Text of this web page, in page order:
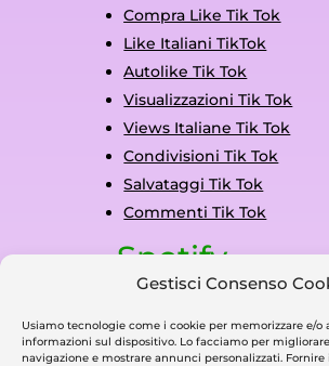
Gestisci Consenso
Usiamo tecnologie come i cookie per memorizzare e/o
informazioni sul dispositivo. Lo facciamo per
navigazione e mostrare annunci personalizzati. Fornire
Compra Like Tik Tok
Like Italiani TikTok
Autolike Tik Tok
Visualizzazioni Tik Tok
Views Italiane Tik Tok
Condivisioni Tik Tok
Salvataggi Tik Tok
Commenti Tik Tok
Spotify
Spotify Playlist Plays
Spotify Follower Profilo